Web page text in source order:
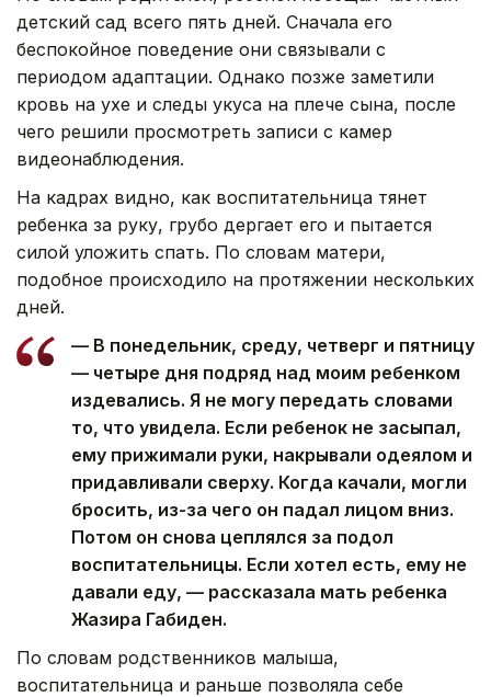
детский сад всего пять дней. Сначала его
беспокойное поведение они связывали с
периодом адаптации. Однако позже заметили
кровь на ухе и следы укуса на плече сына, после
чего решили просмотреть записи с камер
видеонаблюдения.
На кадрах видно, как воспитательница тянет
ребенка за руку, грубо дергает его и пытается
силой уложить спать. По словам матери,
подобное происходило на протяжении нескольких
дней.
— В понедельник, среду, четверг и пятницу
— четыре дня подряд над моим ребенком
издевались. Я не могу передать словами
то, что увидела. Если ребенок не засыпал,
ему прижимали руки, накрывали одеялом и
придавливали сверху. Когда качали, могли
бросить, из-за чего он падал лицом вниз.
Потом он снова цеплялся за подол
воспитательницы. Если хотел есть, ему не
давали еду, — рассказала мать ребенка
Жазира Габиден.
По словам родственников малыша,
воспитательница и раньше позволяла себе